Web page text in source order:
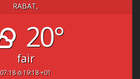
RABAT,
20°
fair
07:18 19:18 +01